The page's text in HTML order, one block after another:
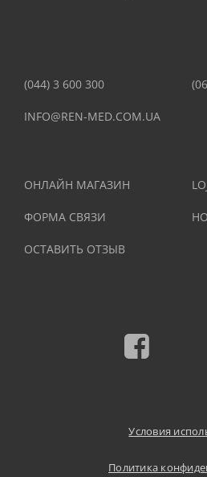
(044) 3 600 300
INFO@REN-MED.COM.UA
ОНЛАЙН МАГАЗИН
ФОРМА СВЯЗИ
ОСТАВИТЬ ОТЗЫВ
Facebook
Условия
Политика